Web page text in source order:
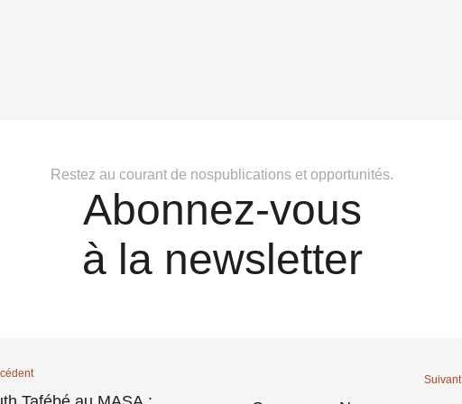
Restez au courant de nospublications et opportunités.
Abonnez-vous
à la newsletter
Suivant